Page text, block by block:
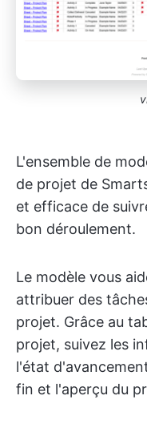
L'ensemble de
de projet de
et efficace de
bon déroulement.
Le modèle vous
attribuer des
projet. Grâce au
projet, suivez les
l'état
fin et l'aperçu du